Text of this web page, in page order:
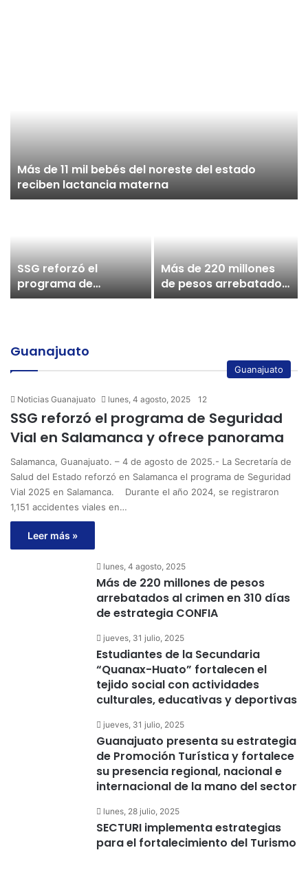
Más de 11 mil bebés del noreste del estado
reciben lactancia materna
SSG reforzó el
programa de
Seguridad Vial en
Más de 220 millones
de pesos arrebatados
al crimen en 310 días
Guanajuato
Guanajuato
Noticias Guanajuato lunes, 4 agosto, 2025 12
SSG reforzó el programa de Seguridad
Vial en Salamanca y ofrece panorama
Salamanca, Guanajuato. – 4 de agosto de 2025.- La Secretaría de
Salud del Estado reforzó en Salamanca el programa de Seguridad
Vial 2025 en Salamanca. Durante el año 2024, se registraron
1,151 accidentes viales en…
Leer más »
lunes, 4 agosto, 2025
Más de 220 millones de pesos
arrebatados al crimen en 310 días
de estrategia CONFIA
jueves, 31 julio, 2025
Estudiantes de la Secundaria
“Quanax-Huato” fortalecen el
tejido social con actividades
culturales, educativas y deportivas
jueves, 31 julio, 2025
Guanajuato presenta su estrategia
de Promoción Turística y fortalece
su presencia regional, nacional e
internacional de la mano del sector
lunes, 28 julio, 2025
SECTURI implementa estrategias
para el fortalecimiento del Turismo